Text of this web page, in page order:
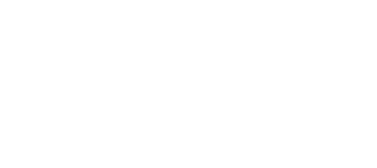
vagy termék
adatokat